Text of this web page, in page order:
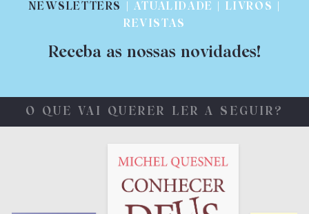
NEWSLETTERS
| ATUALIDADE | LIVROS |
REVISTAS
Receba as nossas novidades!
O QUE VAI QUERER LER A SEGUIR?